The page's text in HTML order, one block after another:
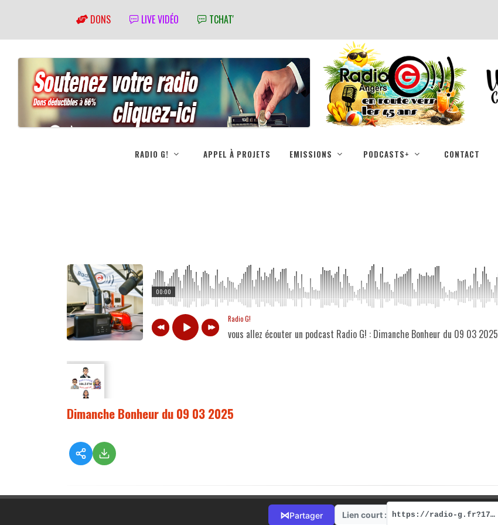
DONS LIVE VIDÉO TCHAT'
RADIO G! APPEL À PROJETS EMISSIONS PODCASTS+ CONTACT
00:00
Radio G!
vous allez écouter un podcast Radio G! : Dimanche Bonheur du 09 03 2025
Dimanche Bonheur du 09 03 2025
⋈Partager Lien court : https://radio-g.fr?17098